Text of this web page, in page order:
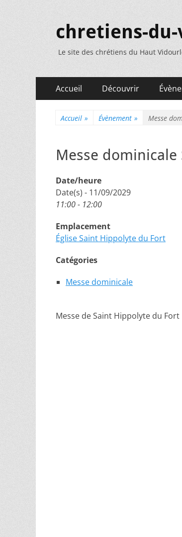
chretiens-
Le site des chrétiens du Haut
Menu
principal
Accueil Découvrir
Accueil » Évènement » Messe
Messe
Date/heure
Date(s) - 11/09/2029
11:00 - 12:00
Emplacement
Église Saint Hippolyte du Fort
Catégories
Messe dominicale
Messe de Saint Hippolyte du Fort